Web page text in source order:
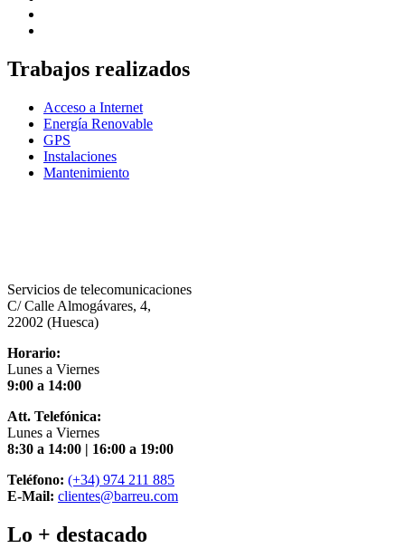
Trabajos realizados
Acceso a Internet
Energía Renovable
GPS
Instalaciones
Mantenimiento
Servicios de telecomunicaciones
C/ Calle Almogávares, 4,
22002 (Huesca)
Horario:
Lunes a Viernes
9:00 a 14:00
Att. Telefónica:
Lunes a Viernes
8:30 a 14:00 | 16:00 a 19:00
Teléfono: (+34) 974 211 885
E-Mail: clientes@barreu.com
Lo + destacado